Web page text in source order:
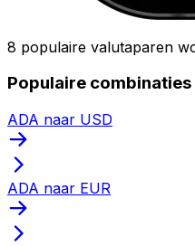
8 populaire valutaparen
Populaire combinaties
ADA naar USD
ADA naar EUR